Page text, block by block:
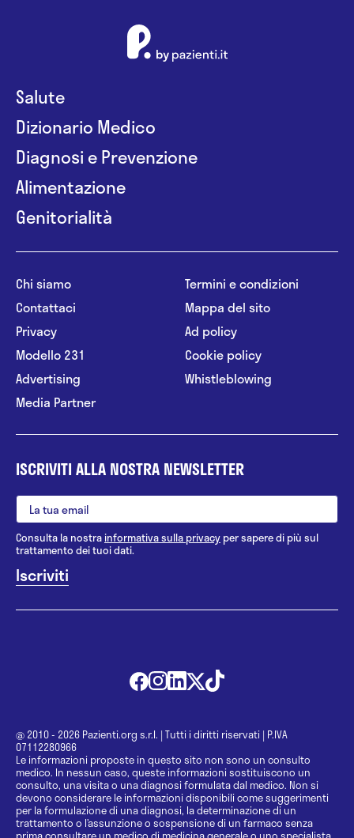
Salute
Dizionario Medico
Diagnosi e Prevenzione
Alimentazione
Genitorialità
Chi siamo
Contattaci
Privacy
Modello 231
Advertising
Media Partner
Termini e condizioni
Mappa del sito
Ad policy
Cookie policy
Whistleblowing
ISCRIVITI ALLA NOSTRA NEWSLETTER
Consulta la nostrainformativa sulla privacy per sapere di più sul
trattamento dei tuoi dati.
@ 2010 - 2026 Pazienti.org s.r.l. | Tutti i diritti riservati | P.IVA
07112280966
Le informazioni proposte in questo sito non sono un consulto
medico. In nessun caso, queste informazioni sostituiscono un
consulto, una visita o una diagnosi formulata dal medico. Non si
devono considerare le informazioni disponibili come suggerimenti
per la formulazione di una diagnosi, la determinazione di un
trattamento o l’assunzione o sospensione di un farmaco senza